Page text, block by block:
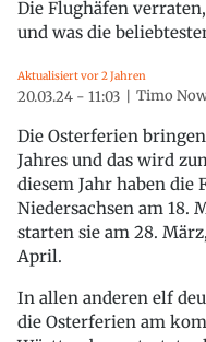
Die Flughäfen
und was die
Aktualisiert vor 2 Jahren
20.03.24 - 11:03 Timo
Die Osterferien
Jahres und das wird
diesem Jahr haben die
Niedersachsen am 18.
starten sie am 28.
April.
In allen anderen elf
die Osterferien am